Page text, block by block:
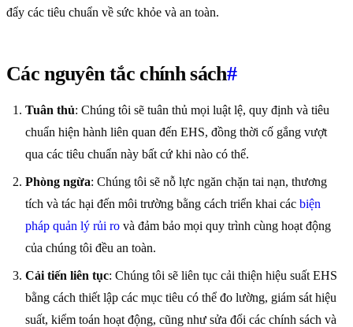
đẩy các tiêu chuẩn về sức khỏe và an toàn.
Các nguyên tắc chính sách#
Tuân thủ: Chúng tôi sẽ tuân thủ mọi luật lệ, quy định và tiêu
chuẩn hiện hành liên quan đến EHS, đồng thời cố gắng vượt
qua các tiêu chuẩn này bất cứ khi nào có thể.
Phòng ngừa: Chúng tôi sẽ nỗ lực ngăn chặn tai nạn, thương
tích và tác hại đến môi trường bằng cách triển khai các biện
pháp quản lý rủi ro và đảm bảo mọi quy trình cùng hoạt động
của chúng tôi đều an toàn.
Cải tiến liên tục: Chúng tôi sẽ liên tục cải thiện hiệu suất EHS
bằng cách thiết lập các mục tiêu có thể đo lường, giám sát hiệu
suất, kiểm toán hoạt động, cũng như sửa đổi các chính sách và